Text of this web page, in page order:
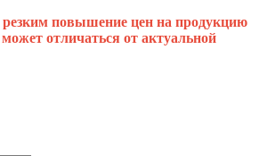
повышение цен на продукцию
отличаться от актуальной